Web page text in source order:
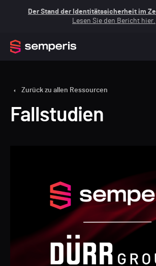
Der Stand der Identitätssicherheit im
Lesen Sie den Bericht hier.
Zurück zu allen Ressourcen
Fallstudien